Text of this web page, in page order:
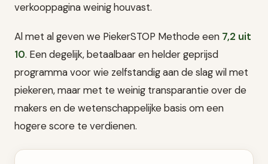
verkooppagina weinig houvast.
Al met al geven we PiekerSTOP Methode een 7,2 uit
10. Een degelijk, betaalbaar en helder geprijsd
programma voor wie zelfstandig aan de slag wil met
piekeren, maar met te weinig transparantie over de
makers en de wetenschappelijke basis om een
hogere score te verdienen.